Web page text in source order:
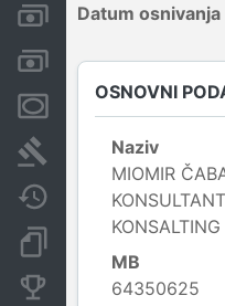
Kreditni limit
Računi i blokade
Menice i zaloge
Sudski sporovi
Javne nabavke
Konkurentske
Datum osnivanja
OSNOVNI
Naziv
MIOMIR
MB
64350625